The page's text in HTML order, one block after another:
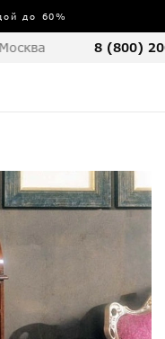
до 60%
Москва 8 (800)